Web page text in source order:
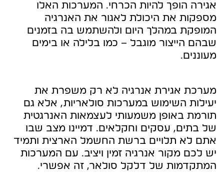
אגירה הופך להיות הכרחי. המערכות האלו
מספקות את היכולת לאגור את האנרגיה
המופקת במהלך היום ולהשתמש בה בזמנים
שבהם הייצור מוגבל – כמו בלילה או בימים
מעוננים.
מערכת אגירת אנרגיה לא רק משפרת את
יעילות השימוש במערכות סולאריות, אלא גם
תורמת באופן משמעותי לעצמאות האנרגטית
של בתים, עסקים וחקלאים. דמיינו מצב שבו
אתם לא תלויים ברשת החשמל הארצית ותמיד
יש לכם מקור אנרגיה זמין ויציב. עם המערכות
המתקדמות של דלקל סולאר, זה אפשרי.